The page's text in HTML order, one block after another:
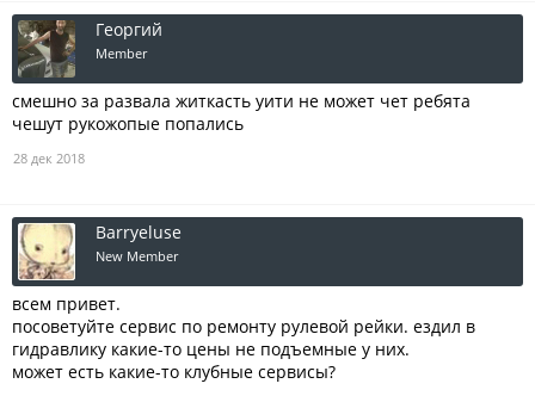
Георгий
Member
смешно за развала житкасть уити не может чет ребята
чешут рукожопые попались
28 дек 2018
Barryeluse
New Member
всем привет.
посоветуйте сервис по ремонту рулевой рейки. ездил в
гидравлику какие-то цены не подъемные у них.
может есть какие-то клубные сервисы?